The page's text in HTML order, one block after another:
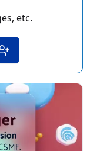
etc.